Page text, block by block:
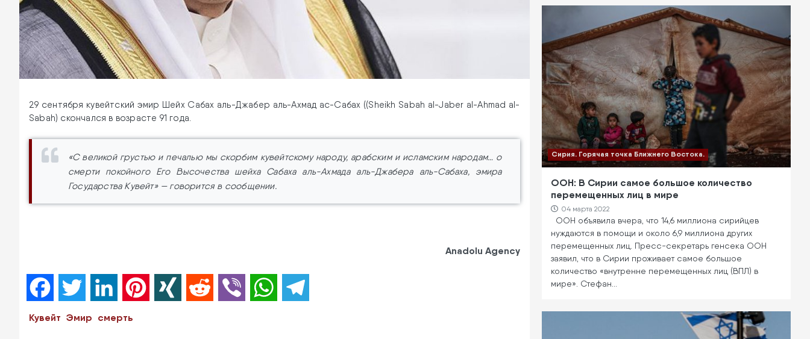
29 сентября кувейтский эмир Шейх Сабах аль-Джабер аль-Ахмад ас-Сабах ((Sheikh Sabah al-Jaber al-Ahmad al-
Sabah) скончался в возрасте 91 года.
«С великой грустью и печалью мы скорбим кувейтскому народу, арабским и исламским народам… о
смерти покойного Его Высочества шейха Сабаха аль-Ахмада аль-Джабера аль-Сабаха, эмира
Государства Кувейт» — говорится в сообщении.
Anadolu Agency
FacebookTwitter LinkedIn Pinterest XING Reddit Viber WhatsApp
Кувейт Эмир смерть
Сирия. Горячая точка Ближнего Востока.
ООН: В Сирии самое большое количество
перемещенных лиц в мире
04 марта 2022
ООН объявила вчера, что 14,6 миллиона сирийцев
нуждаются в помощи и около 6,9 миллиона других
перемещенных лиц. Пресс-секретарь генсека ООН
заявил, что в Сирии проживает самое большое
количество «внутренне перемещенных лиц (ВПЛ) в
мире». Стефан…